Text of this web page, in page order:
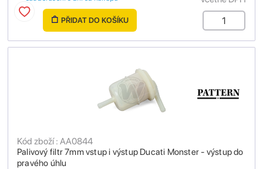
PŘIDAT DO KOŠÍKU
Palivový filtr 7mm vstup i výstup Ducati Monster - výstup do
pravého úhlu
Kód zboží : AA0844